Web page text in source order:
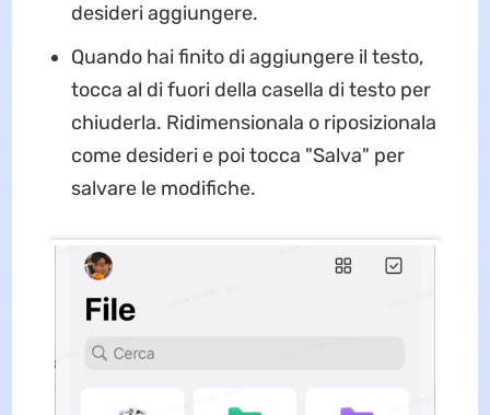
desideri aggiungere.
Quando hai finito di aggiungere il testo,
tocca al di fuori della casella di testo per
chiuderla. Ridimensionala o riposizionala
come desideri e poi tocca "Salva" per
salvare le modifiche.